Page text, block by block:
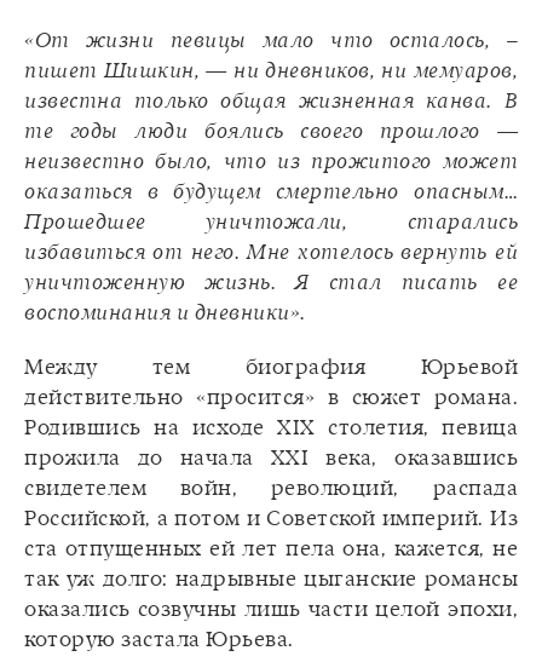
«От жизни певицы мало что осталось, –
пишет Шишкин, — ни дневников, ни мемуаров,
известна только общая жизненная канва. В
те годы люди боялись своего прошлого —
неизвестно было, что из прожитого может
оказаться в будущем смертельно опасным…
Прошедшее уничтожали, старались
избавиться от него. Мне хотелось вернуть ей
уничтоженную жизнь. Я стал писать ее
воспоминания и дневники».
Между тем биография Юрьевой
действительно «просится» в сюжет романа.
Родившись на исходе XIX столетия, певица
прожила до начала XXI века, оказавшись
свидетелем войн, революций, распада
Российской, а потом и Советской империй. Из
ста отпущенных ей лет пела она, кажется, не
так уж долго: надрывные цыганские романсы
оказались созвучны лишь части целой эпохи,
которую застала Юрьева.